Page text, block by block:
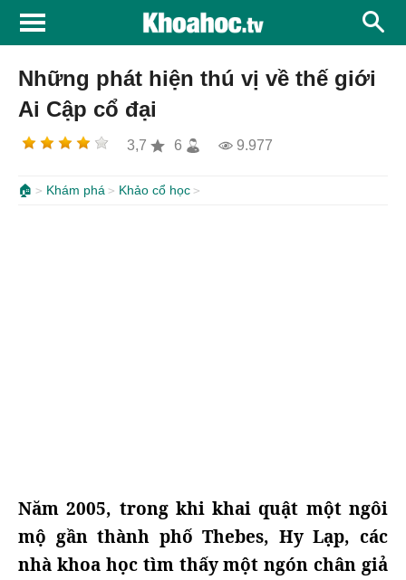
Những phát hiện thú vị về thế giới
Ai Cập cổ đại
3,7 6 9.977
🏠 Khám phá Khảo cổ học
Năm 2005, trong khi khai quật một ngôi
mộ gần thành phố Thebes, Hy Lạp, các
nhà khoa học tìm thấy một ngón chân giả